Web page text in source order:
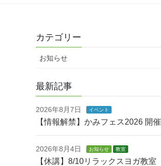
カテゴリー
お知らせ
最新記事
2026年8月7日 イベント
【情報解禁】かみフェス2026 開催
2026年8月4日 お知らせ 教室
【休講】8/10リラックスヨガ教室